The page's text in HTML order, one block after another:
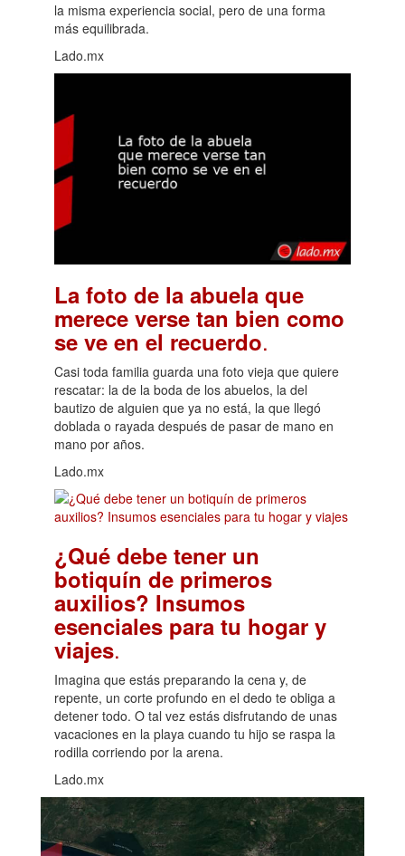
la misma experiencia social, pero de una forma
más equilibrada.
Lado.mx
La foto de la abuela que
merece verse tan bien como
se ve en el recuerdo.
Casi toda familia guarda una foto vieja que quiere
rescatar: la de la boda de los abuelos, la del
bautizo de alguien que ya no está, la que llegó
doblada o rayada después de pasar de mano en
mano por años.
Lado.mx
¿Qué debe tener un
botiquín de primeros
auxilios? Insumos
esenciales para tu hogar y
viajes.
Imagina que estás preparando la cena y, de
repente, un corte profundo en el dedo te obliga a
detener todo. O tal vez estás disfrutando de unas
vacaciones en la playa cuando tu hijo se raspa la
rodilla corriendo por la arena.
Lado.mx